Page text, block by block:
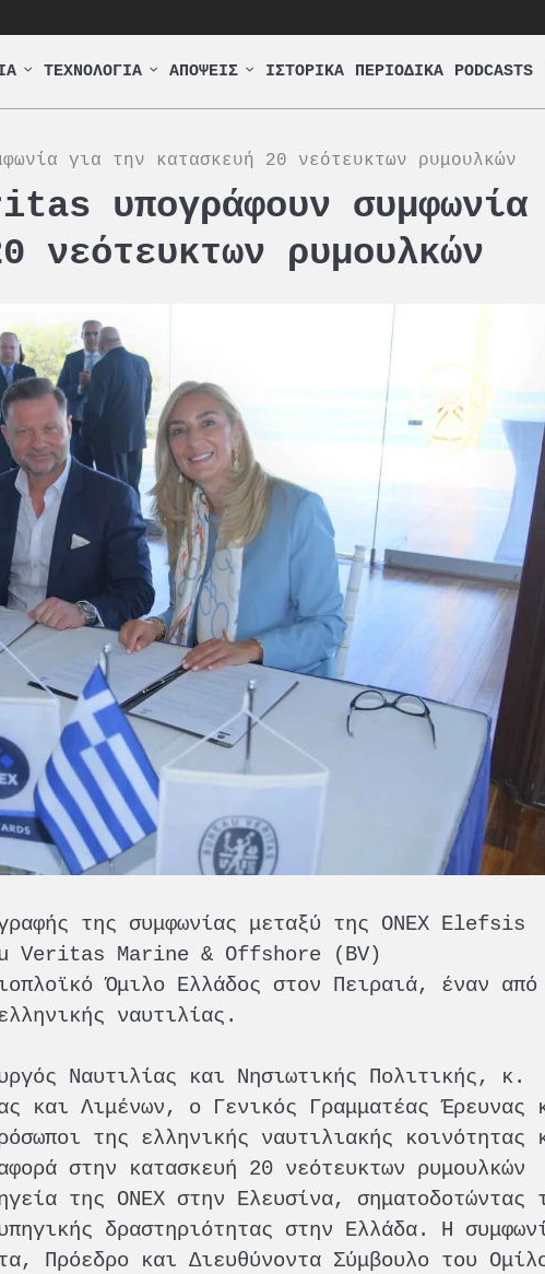
ΤΕΧΝΟΛΟΓΙΑ ΑΠΟΨΕΙΣ ΙΣΤΟΡΙΚΑ ΠΕΡΙΟΔΙΚΑ PODCASTS
για την κατασκευή 20 νεότευκτων ρυμουλκών
υπογράφουν συμφωνία
νεότευκτων ρυμουλκών
της συμφωνίας μεταξύ της ONEX Elefsis
Veritas Marine & Offshore (BV)
Όμιλο Ελλάδος στον Πειραιά, έναν από
ναυτιλίας.
Ναυτιλίας και Νησιωτικής Πολιτικής, κ.
και Λιμένων, ο Γενικός Γραμματέας Έρευνας
της ελληνικής ναυτιλιακής κοινότητας
στην κατασκευή 20 νεότευκτων ρυμουλκών
της ONEX στην Ελευσίνα, σηματοδοτώντας
δραστηριότητας στην Ελλάδα. Η
Πρόεδρο και Διευθύνοντα Σύμβουλο του